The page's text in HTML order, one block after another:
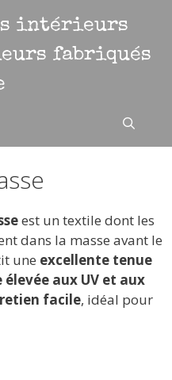
intérieurs
fabriqués
est un textile dont les
dans la masse avant le
une excellente tenue
élevée aux UV et aux
facile, idéal pour